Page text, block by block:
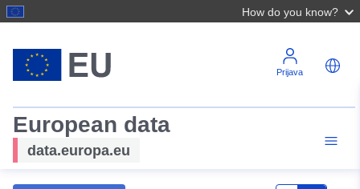
How do you know?
Prijava
European data
data.europa.eu